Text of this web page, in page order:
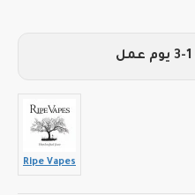
Ripe Vapes